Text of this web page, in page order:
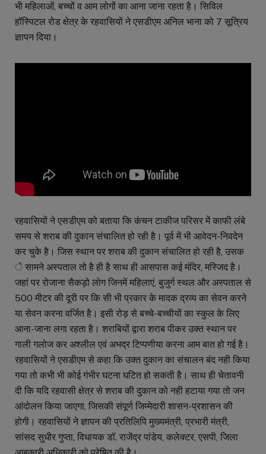
भी महिलाओं, बच्चों व आम लोगों का आना जाना रहता है। सिविल
हॉस्पिटल रोड क्षेत्र के रहवासियों ने एसडीएम अनिल भाना को 7 सूत्रिय
ज्ञापन दिया।
रहवासियों ने एसडीएम को बताया कि कंचन टाकीज परिसर में काफी लंबे
समय से शराब की दुकान संचालित हो रही है। पूर्व में भी आवेदन-निवदेन
कर चुके है। जिस स्थान पर शराब की दुकान संचालित हो रही है, उसक
े सामने अस्पताल तो है ही है साथ ही आसपास कई मंदिर, मस्जिद है।
जहां पर रोजाना सैकड़ो लोग जिनमें महिलाएं, बुजुर्ग स्थल और अस्पताल से
500 मीटर की दूरी पर कि सी भी प्रकार के मादक द्रव्य का सेवन करने
या सेवन करना वर्जित है। इसी रोड़ से बच्चे-बच्चीयों का स्कुल के लिए
आना-जाना लगा रहता है। शराबियों द्वारा शराब पीकर उक्त स्थान पर
गाली गलोज कर अश्लील एवं अभद्र टिप्पणीया करना आम बात हो गई है।
रहवासियों ने एसडीएम से कहा कि उक्त दुकान का संचालन बंद नही किया
गया तो कभी भी कोई गंभीर घटना घटित हो सकती है। साथ ही चेतावनी
दी कि यदि रहवासी क्षेत्र से शराब की दुकान को नही हटाया गया तो जन
आंदोलन किया जाएगा, जिसकी संपूर्ण जिम्मेदारी शासन-प्रशासन की
होगी। रहवासियों ने ज्ञापन की प्रतिलिपि मुख्यमंत्री, प्रभारी मंत्री,
सांसद सुधीर गुप्ता, विधायक डॉ. राजेंद्र पांडेय, कलेक्टर, एसपी, जिला